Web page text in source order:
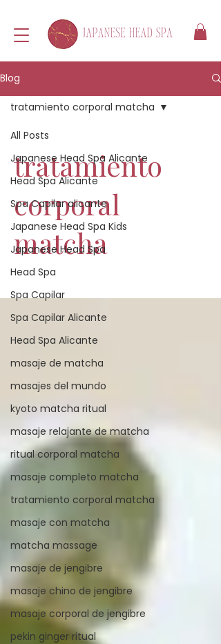
Blog
All Posts
Japanese Head Spa Alicante
Head Spa Alicante
Spa Capilar alicante
Japanese Head Spa Kids
Japanese Head Spa
Head Spa
Spa Capilar
Spa Capilar Alicante
Head Spa Alicante
masaje de matcha
masajes del mundo
kyoto matcha ritual
masaje relajante de matcha
ritual corporal matcha
masaje completo matcha
tratamiento corporal matcha
masaje con matcha
matcha massage
masaje de jengibre
masaje chino de jengibre
masaje corporal de jengibre
pekin ginger ritual
tratamiento corporal matcha
tratamiento
corporal
matcha